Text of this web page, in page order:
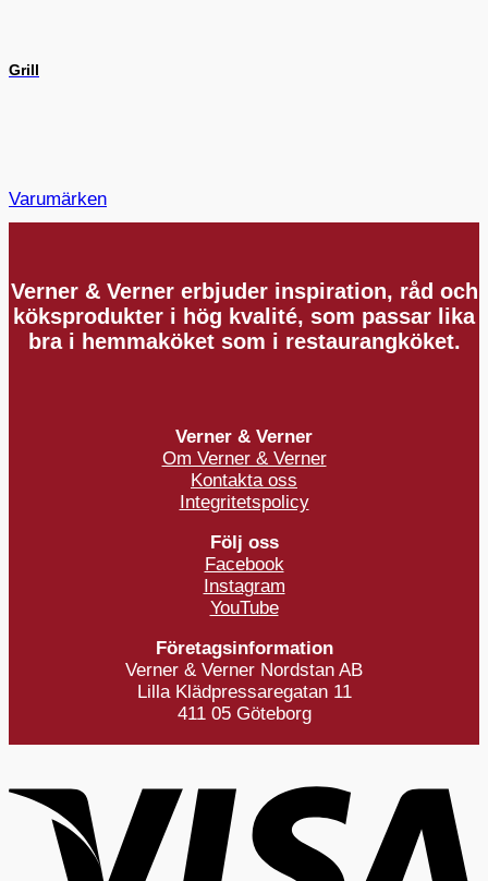
Grill
Varumärken
Verner & Verner erbjuder inspiration, råd och
köksprodukter i hög kvalité, som passar lika
bra i hemmaköket som i restaurangköket.
Verner & Verner
Om Verner & Verner
Kontakta oss
Integritetspolicy
Följ oss
Facebook
Instagram
YouTube
Företagsinformation
Verner & Verner Nordstan AB
Lilla Klädpressaregatan 11
411 05 Göteborg